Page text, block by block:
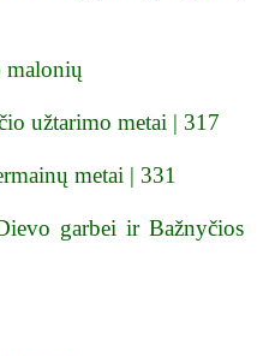
malonių
užtarimo metai | 317
metai | 331
garbei ir Bažnyčios